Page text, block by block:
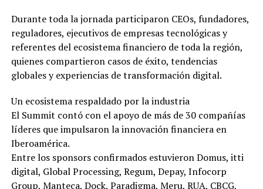
Durante toda la jornada participaron CEOs, fundadores,
reguladores, ejecutivos de empresas tecnológicas y
referentes del ecosistema financiero de toda la región,
quienes compartieron casos de éxito, tendencias
globales y experiencias de transformación digital.
Un ecosistema respaldado por la industria
El Summit contó con el apoyo de más de 30 compañías
líderes que impulsaron la innovación financiera en
Iberoamérica.
Entre los sponsors confirmados estuvieron Domus, itti
digital, Global Processing, Regum, Depay, Infocorp
Group, Manteca, Dock, Paradigma, Meru, RUA, CBCG,